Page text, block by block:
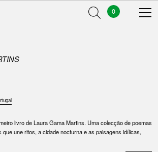
0
livro de Laura Gama Martins. Uma colecção de poemas
que une ritos, a cidade nocturna e as paisagens idílicas,